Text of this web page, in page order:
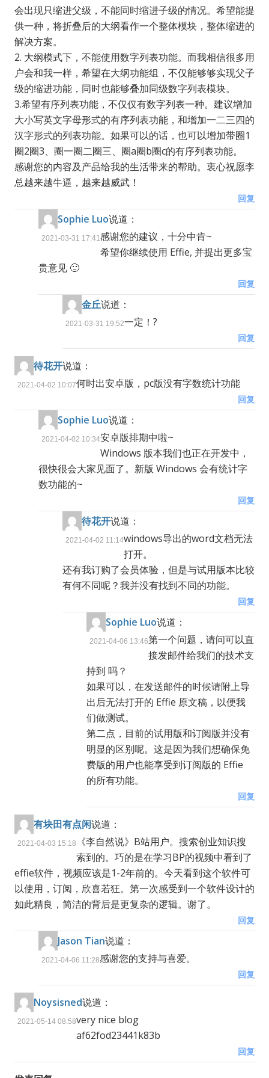
会出现只缩进父级，不能同时缩进子级的情况。希望能提
供一种，将折叠后的大纲看作一个整体模块，整体缩进的
解决方案。
2. 大纲模式下，不能使用数字列表功能。而我相信很多用
户会和我一样，希望在大纲功能组，不仅能够够实现父子
级的缩进功能，同时也能够叠加同级数字列表模块。
3.希望有序列表功能，不仅仅有数字列表一种。建议增加
大小写英文字母形式的有序列表功能，和增加一二三四的
汉字形式的列表功能。如果可以的话，也可以增加带圈1
圈2圈3、圈一圈二圈三、圈a圈b圈c的有序列表功能。
感谢您的内容及产品给我的生活带来的帮助。衷心祝愿李
总越来越牛逼，越来越威武！
回复
Sophie Luo说道：
2021-03-31 17:41感谢您的建议，十分中肯~
希望你继续使用 Effie, 并提出更多宝
贵意见 🙂
回复
金丘说道：
2021-03-31 19:52一定！?
回复
待花开说道：
2021-04-02 10:07何时出安卓版，pc版没有字数统计功能
回复
Sophie Luo说道：
2021-04-02 10:34安卓版排期中啦~
Windows 版本我们也正在开发中，
很快很会大家见面了。新版 Windows 会有统计字
数功能的~
回复
待花开说道：
2021-04-02 11:14windows导出的word文档无法
打开。
还有我订购了会员体验，但是与试用版本比较
有何不同呢？我并没有找到不同的功能。
回复
Sophie Luo说道：
2021-04-06 13:46第一个问题，请问可以直
接发邮件给我们的技术支
持到 吗？
如果可以，在发送邮件的时候请附上导
出后无法打开的 Effie 原文稿，以便我
们做测试。
第二点，目前的试用版和订阅版并没有
明显的区别呢。这是因为我们想确保免
费版的用户也能享受到订阅版的 Effie
的所有功能。
回复
有块田有点闲说道：
2021-04-03 15:18
《李自然说》B站用户。搜索创业知识搜
索到的。巧的是在学习BP的视频中看到了
effie软件，视频应该是1-2年前的。今天看到这个软件可
以使用，订阅，欣喜若狂。第一次感受到一个软件设计的
如此精良，简洁的背后是更复杂的逻辑。谢了。
回复
Jason Tian说道：
2021-04-06 11:28感谢您的支持与喜爱。
回复
Noysisned说道：
2021-05-14 08:58very nice blog
af62fod23441k83b
回复